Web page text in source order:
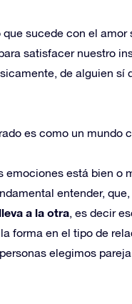
sucede con el
satisfacer nuestro
de alguien sí
es como un mundo
emociones está bien o
entender,
a la otra, es decir
forma en el tipo de
elegimos